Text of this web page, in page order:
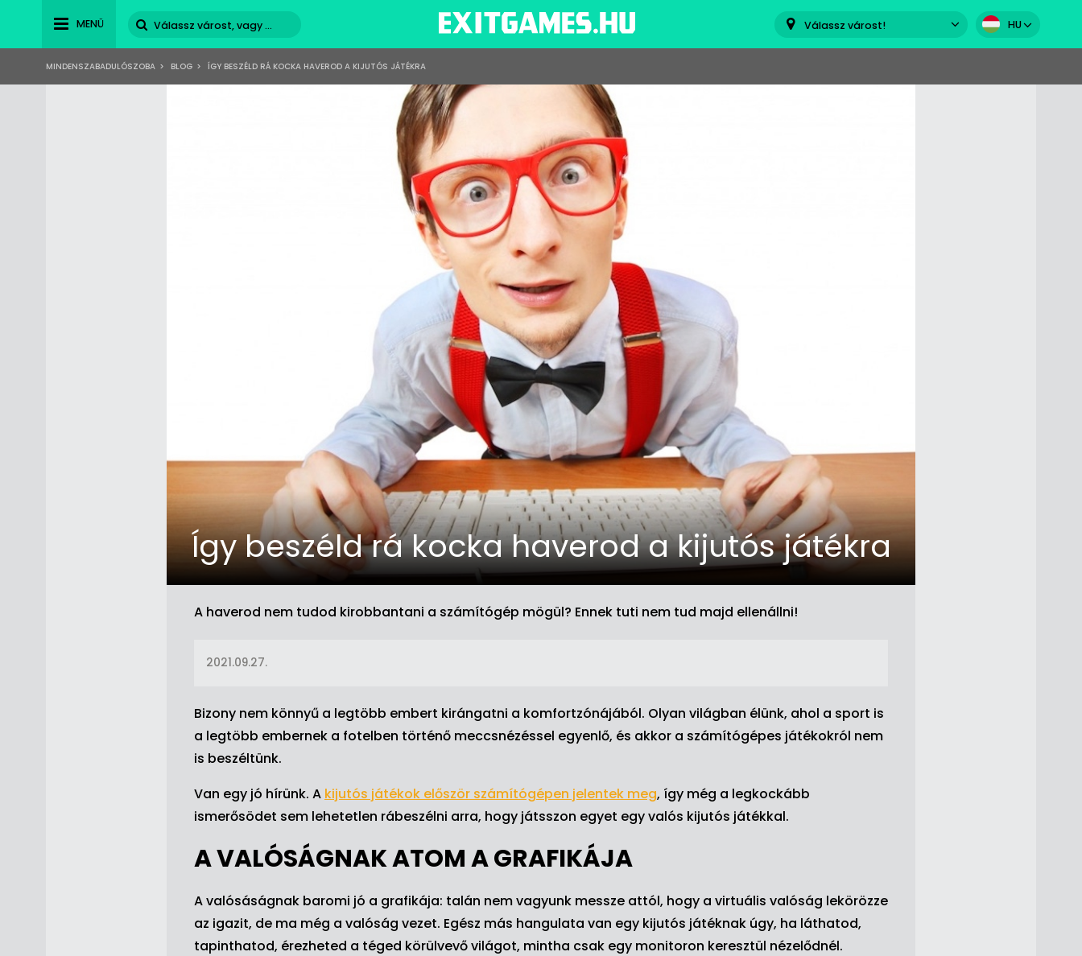
MENÜ Válassz várost! HU
MINDENSZABADULÓSZOBA > BLOG > ÍGY BESZÉLD RÁ KOCKA HAVEROD A KIJUTÓS JÁTÉKRA
Így beszéld rá kocka haverod a kijutós játékra
A haverod nem tudod kirobbantani a számítógép mögül? Ennek tuti nem tud majd ellenállni!
2021.09.27.
Bizony nem könnyű a legtöbb embert kirángatni a komfortzónájából. Olyan világban élünk, ahol a sport is
a legtöbb embernek a fotelben történő meccsnézéssel egyenlő, és akkor a számítógépes játékokról nem
is beszéltünk.
Van egy jó hírünk. A kijutós játékok először számítógépen jelentek meg, így még a legkockább
ismerősödet sem lehetetlen rábeszélni arra, hogy játsszon egyet egy valós kijutós játékkal.
A VALÓSÁGNAK ATOM A GRAFIKÁJA
A valósáságnak baromi jó a grafikája: talán nem vagyunk messze attól, hogy a virtuális valóság lekörözze
az igazit, de ma még a valóság vezet. Egész más hangulata van egy kijutós játéknak úgy, ha láthatod,
tapinthatod, érezheted a téged körülvevő világot, mintha csak egy monitoron keresztül nézelődnél.